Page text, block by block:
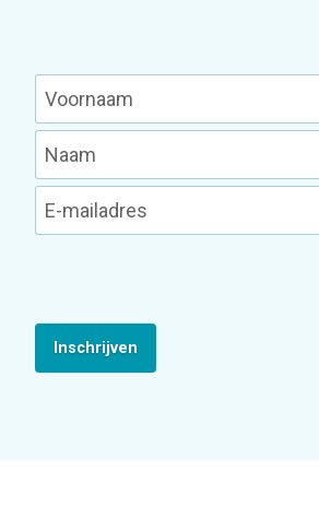
Inschrijven